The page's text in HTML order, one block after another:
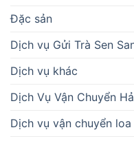
Đặc sản
Dịch vụ Gửi Trà Sen
Dịch vụ khác
Dịch Vụ Vận Chuyển
Dịch vụ vận chuyển